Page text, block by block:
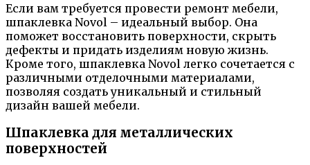
Если вам требуется провести ремонт мебели,
шпаклевка Novol – идеальный выбор. Она
поможет восстановить поверхности, скрыть
дефекты и придать изделиям новую жизнь.
Кроме того, шпаклевка Novol легко сочетается с
различными отделочными материалами,
позволяя создать уникальный и стильный
дизайн вашей мебели.
Шпаклевка для металлических
поверхностей